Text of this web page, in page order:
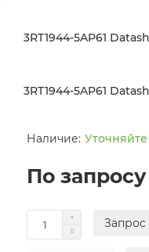
3RT1944-5AP61
3RT1944-5AP61
Уточняйте
По запросу